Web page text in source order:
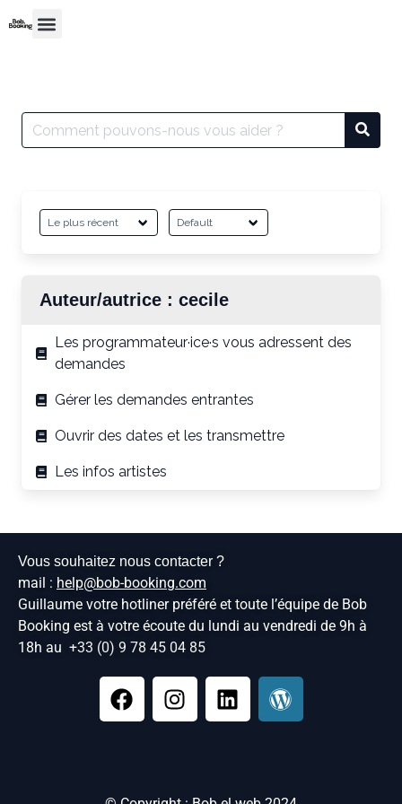
Auteur/autrice : cecile
Les programmateur·ice·s vous adressent des
demandes
Gérer les demandes entrantes
Ouvrir des dates et les transmettre
Les infos artistes
Vous souhaitez nous contacter ?
mail : help@bob-booking.com
Guillaume votre hotliner préféré et toute l’équipe de Bob
Booking est à votre écoute du lundi au vendredi de 9h à
18h au +33 (0) 9 78 45 04 85